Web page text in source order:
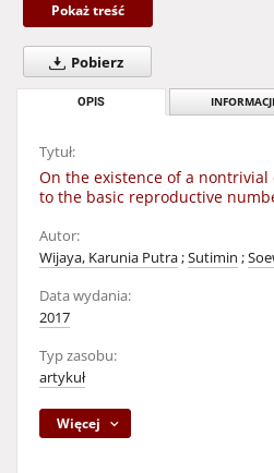
Pokaż treść
Pobierz
OPIS
Tytuł:
On the existence of a
to the basic reproductive
Autor:
Wijaya, Karunia Putra;Sutimin ;
Data wydania:
2017
Typ zasobu:
artykuł
Więcej